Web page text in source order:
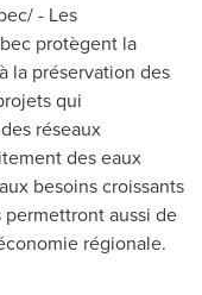
- Les
protègent la
la préservation des
qui
réseaux
des eaux
besoins croissants
aussi de
régionale.